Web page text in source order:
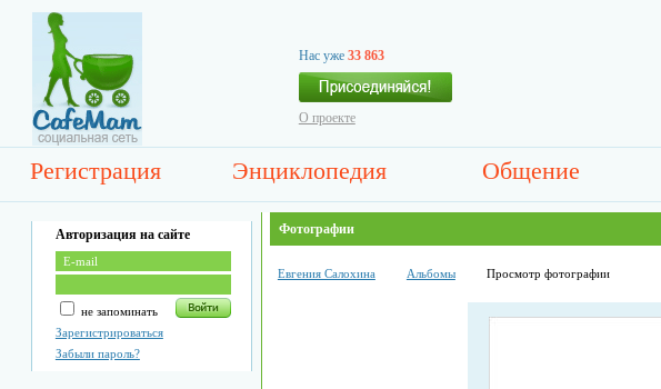
Нас уже 33 863
О проекте
Регистрация Энциклопедия Общение
Авторизация на сайте
не запоминать
Зарегистрироваться
Забыли пароль?
Фотографии
Евгения Салохина Альбомы Просмотр фотографии